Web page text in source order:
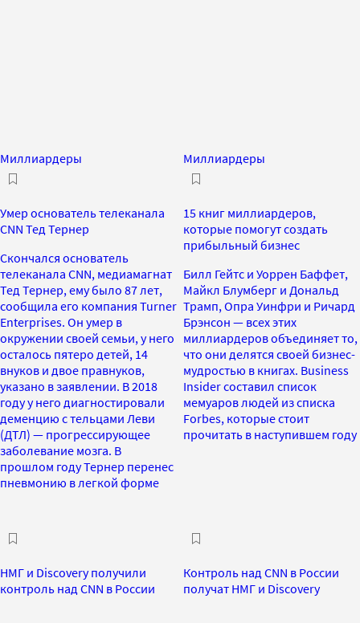
Миллиардеры
Умер основатель телеканала
CNN Тед Тернер
Скончался основатель
телеканала CNN, медиамагнат
Тед Тернер, ему было 87 лет,
сообщила его компания Turner
Enterprises. Он умер в
окружении своей семьи, у него
осталось пятеро детей, 14
внуков и двое правнуков,
указано в заявлении. В 2018
году у него диагностировали
деменцию с тельцами Леви
(ДТЛ) — прогрессирующее
заболевание мозга. В
прошлом году Тернер перенес
пневмонию в легкой форме
Миллиардеры
15 книг миллиардеров,
которые помогут создать
прибыльный бизнес
Билл Гейтс и Уоррен Баффет,
Майкл Блумберг и Дональд
Трамп, Опра Уинфри и Ричард
Брэнсон — всех этих
миллиардеров объединяет то,
что они делятся своей бизнес-
мудростью в книгах. Business
Insider составил список
мемуаров людей из списка
Forbes, которые стоит
прочитать в наступившем году
НМГ и Discovery получили
контроль над CNN в России
Контроль над CNN в России
получат НМГ и Discovery